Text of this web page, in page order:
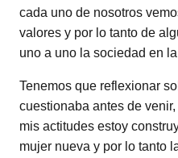
cada uno de nosotros
valores y por lo tanto de
uno a uno la sociedad en
Tenemos que reflexionar
cuestionaba antes de
mis actitudes estoy
mujer nueva y por lo tanto